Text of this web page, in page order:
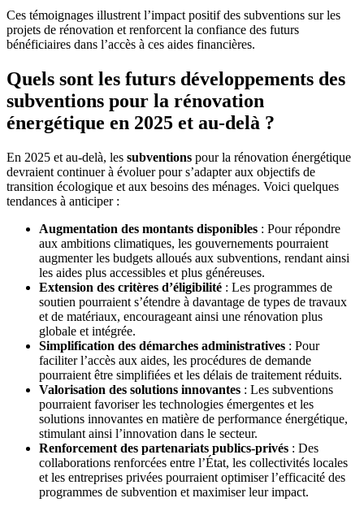
Ces témoignages illustrent l’impact positif des subventions sur les
projets de rénovation et renforcent la confiance des futurs
bénéficiaires dans l’accès à ces aides financières.
Quels sont les futurs développements des
subventions pour la rénovation
énergétique en 2025 et au-delà ?
En 2025 et au-delà, les subventions pour la rénovation énergétique
devraient continuer à évoluer pour s’adapter aux objectifs de
transition écologique et aux besoins des ménages. Voici quelques
tendances à anticiper :
Augmentation des montants disponibles : Pour répondre
aux ambitions climatiques, les gouvernements pourraient
augmenter les budgets alloués aux subventions, rendant ainsi
les aides plus accessibles et plus généreuses.
Extension des critères d’éligibilité : Les programmes de
soutien pourraient s’étendre à davantage de types de travaux
et de matériaux, encourageant ainsi une rénovation plus
globale et intégrée.
Simplification des démarches administratives : Pour
faciliter l’accès aux aides, les procédures de demande
pourraient être simplifiées et les délais de traitement réduits.
Valorisation des solutions innovantes : Les subventions
pourraient favoriser les technologies émergentes et les
solutions innovantes en matière de performance énergétique,
stimulant ainsi l’innovation dans le secteur.
Renforcement des partenariats publics-privés : Des
collaborations renforcées entre l’État, les collectivités locales
et les entreprises privées pourraient optimiser l’efficacité des
programmes de subvention et maximiser leur impact.